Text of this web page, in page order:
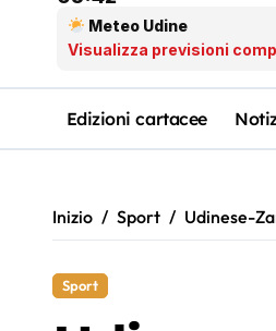
Meteo Udine
Visualizza previsioni
Edizioni cartacee
Inizio Sport Udinese-
Sport